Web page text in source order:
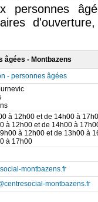
personnes
âgées - Montbazens
- personnes âgées
à 12h00 et de 14h00 à
à 12h00 et de 14h00 à
à 12h00 et de 13h00 à
à 17h00
montbazens.fr
montbazens.fr